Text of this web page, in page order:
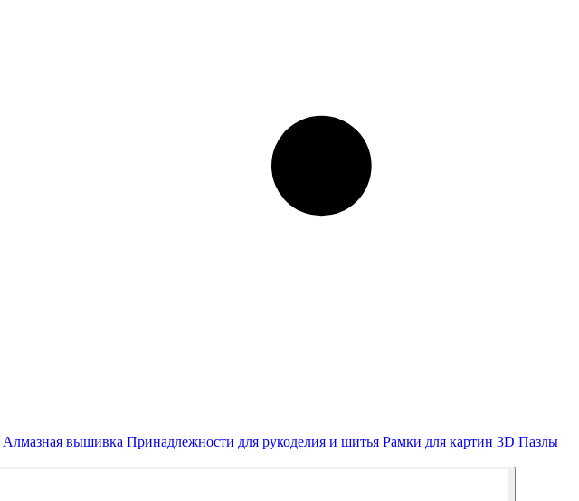
Алмазная вышивка Принадлежности для рукоделия и шитья Рамки для картин 3D Пазлы